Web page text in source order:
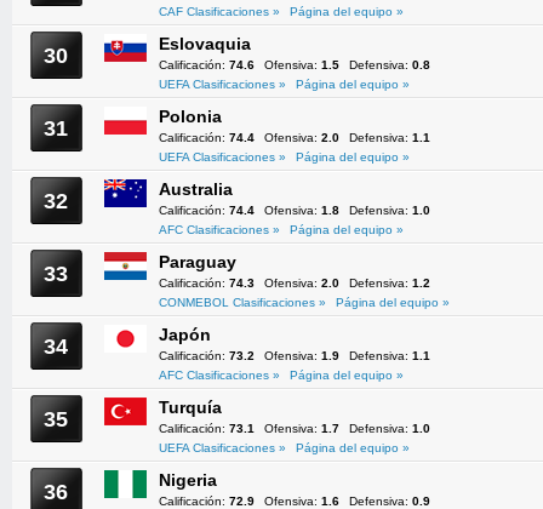
CAF Clasificaciones »
Página del equipo »
30 Eslovaquia
Calificación: 74.6 Ofensiva: 1.5 Defensiva: 0.8
UEFA Clasificaciones »
Página del equipo »
31 Polonia
Calificación: 74.4 Ofensiva: 2.0 Defensiva: 1.1
UEFA Clasificaciones »
Página del equipo »
32 Australia
Calificación: 74.4 Ofensiva: 1.8 Defensiva: 1.0
AFC Clasificaciones »
Página del equipo »
33 Paraguay
Calificación: 74.3 Ofensiva: 2.0 Defensiva: 1.2
CONMEBOL Clasificaciones »
Página del equipo »
34 Japón
Calificación: 73.2 Ofensiva: 1.9 Defensiva: 1.1
AFC Clasificaciones »
Página del equipo »
35 Turquía
Calificación: 73.1 Ofensiva: 1.7 Defensiva: 1.0
UEFA Clasificaciones »
Página del equipo »
36 Nigeria
Calificación: 72.9 Ofensiva: 1.6 Defensiva: 0.9